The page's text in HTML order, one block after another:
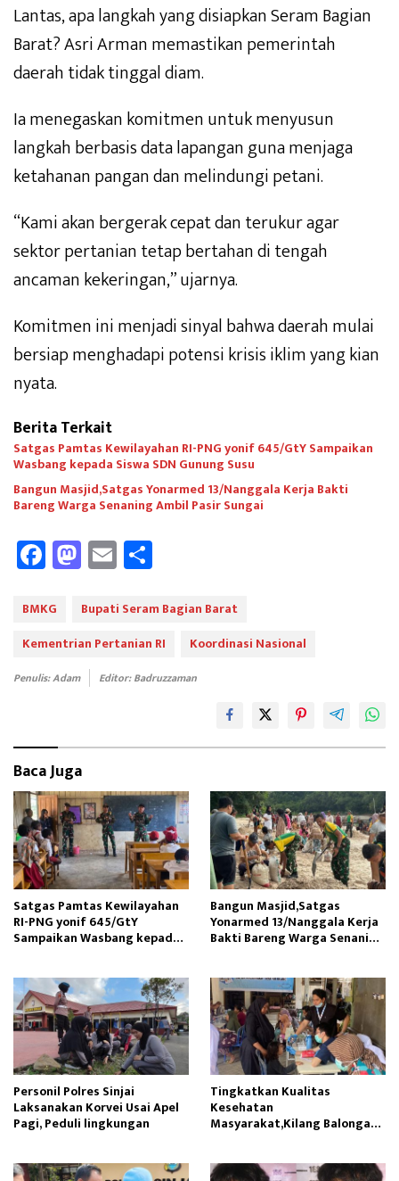
Lantas, apa langkah yang disiapkan Seram Bagian
Barat? Asri Arman memastikan pemerintah
daerah tidak tinggal diam.
Ia menegaskan komitmen untuk menyusun
langkah berbasis data lapangan guna menjaga
ketahanan pangan dan melindungi petani.
“Kami akan bergerak cepat dan terukur agar
sektor pertanian tetap bertahan di tengah
ancaman kekeringan,” ujarnya.
Komitmen ini menjadi sinyal bahwa daerah mulai
bersiap menghadapi potensi krisis iklim yang kian
nyata.
Berita Terkait
Satgas Pamtas Kewilayahan RI-PNG yonif 645/GtY Sampaikan
Wasbang kepada Siswa SDN Gunung Susu
Bangun Masjid,Satgas Yonarmed 13/Nanggala Kerja Bakti
Bareng Warga Senaning Ambil Pasir Sungai
Fa
ce
b
oo
k
M
as
to
d
o
n
E
m
ail e
BMKG
Bupati Seram Bagian Barat
Kementrian Pertanian RI
Koordinasi Nasional
Penulis: Adam Editor: Badruzzaman
Baca Juga
Satgas Pamtas Kewilayahan
RI-PNG yonif 645/GtY
Sampaikan Wasbang kepada
Bangun Masjid,Satgas
Yonarmed 13/Nanggala Kerja
Bakti Bareng Warga Senaning
Personil Polres Sinjai
Laksanakan Korvei Usai Apel
Pagi, Peduli lingkungan
Tingkatkan Kualitas
Kesehatan
Masyarakat,Kilang Balongan